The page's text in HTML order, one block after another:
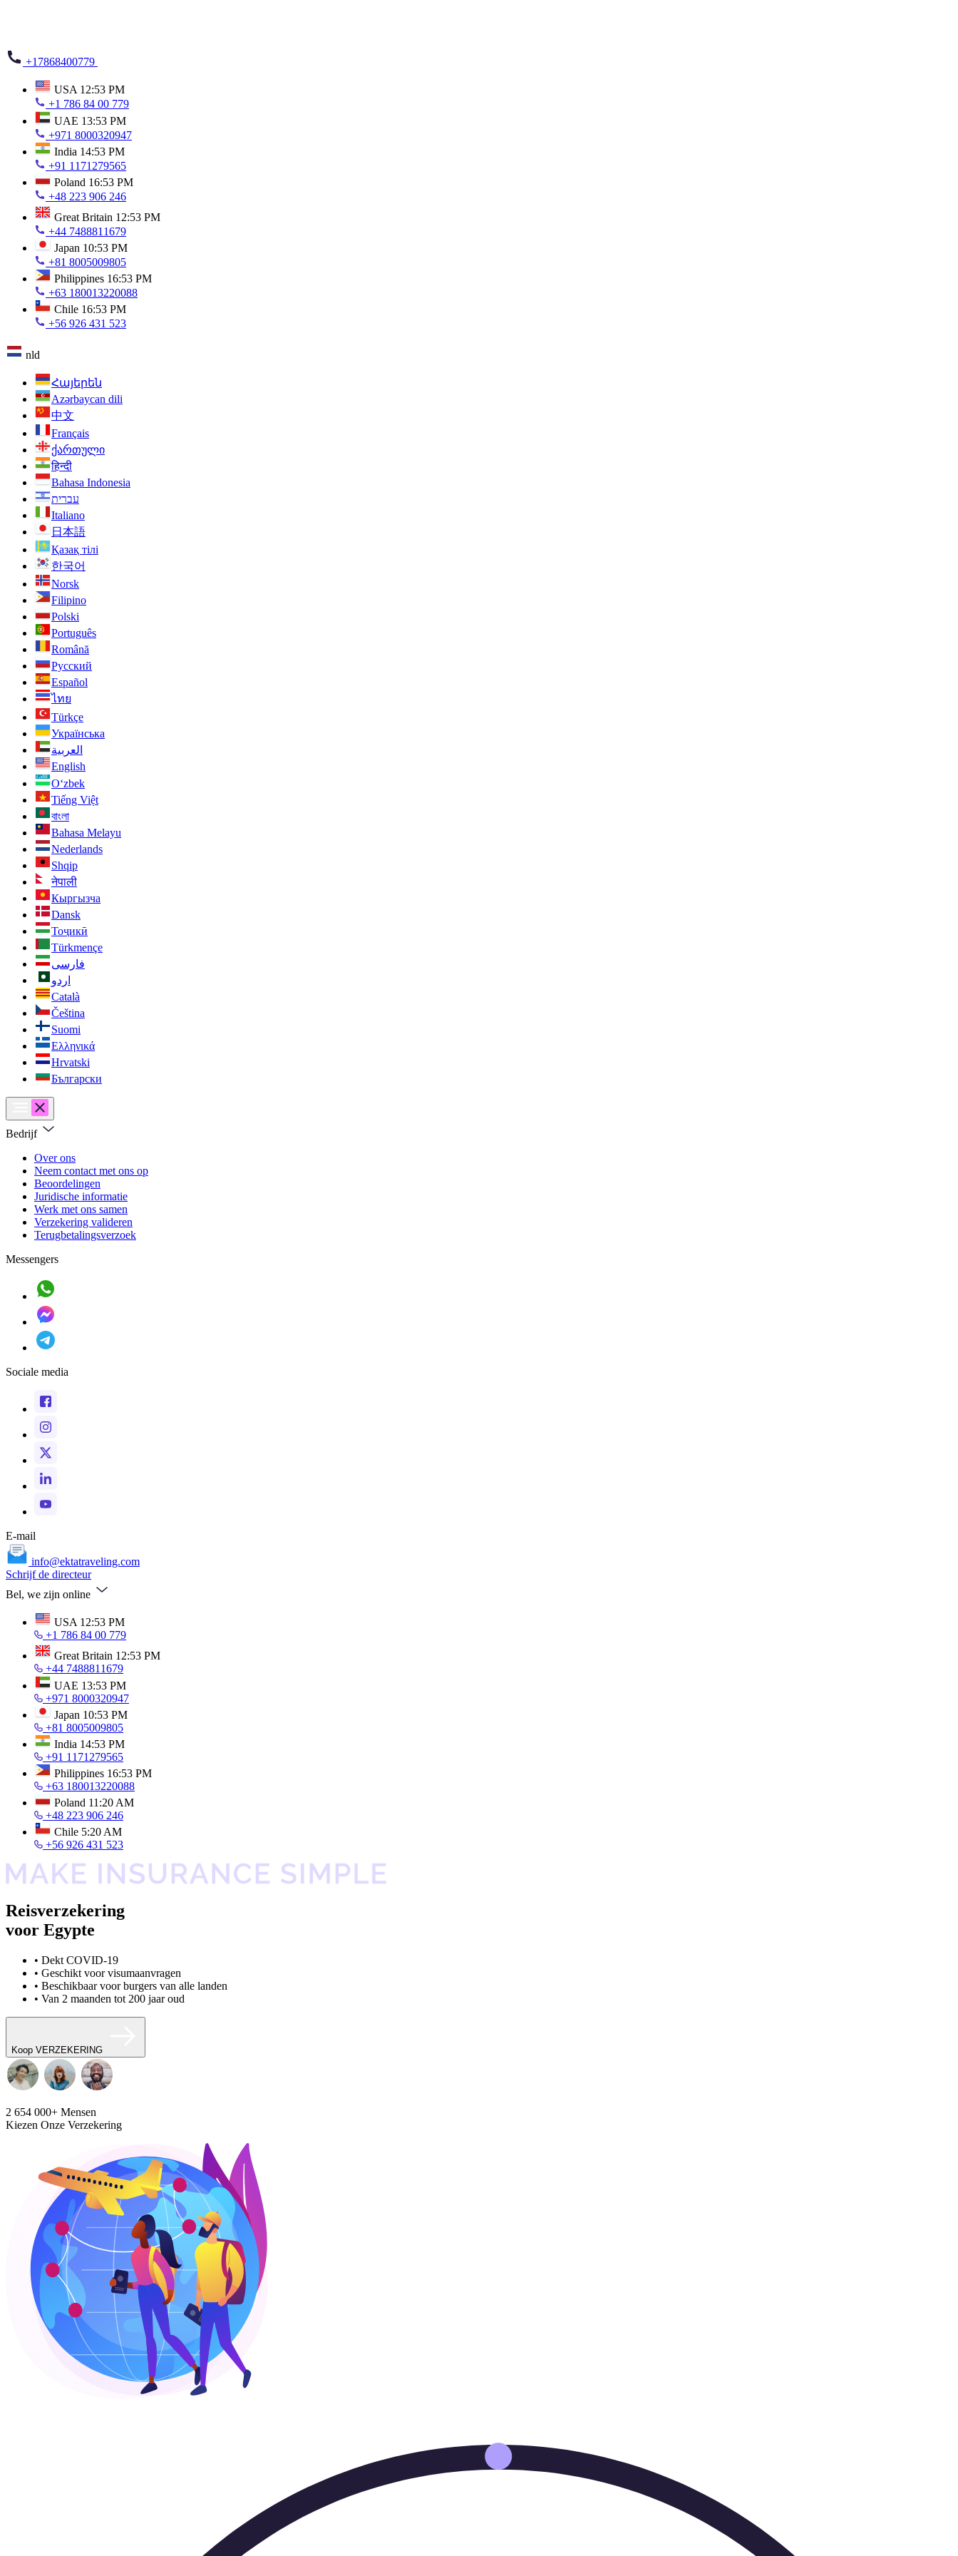
+17868400779
USA 12:53 PM
+1 786 84 00 779
UAE 13:53 PM
+971 8000320947
India 14:53 PM
+91 1171279565
Poland 16:53 PM
+48 223 906 246
Great Britain 12:53 PM
+44 7488811679
Japan 10:53 PM
+81 8005009805
Philippines 16:53 PM
+63 180013220088
Chile 16:53 PM
+56 926 431 523
nld
Հայերեն
Azərbaycan dili
中文
Français
ქართული
हिन्दी
Bahasa Indonesia
עברית
Italiano
日本語
Қазақ тілі
한국어
Norsk
Filipino
Polski
Português
Română
Русский
Español
ไทย
Türkçe
Українська
العربية
English
O‘zbek
Tiếng Việt
বাংলা
Bahasa Melayu
Nederlands
Shqip
नेपाली
Кыргызча
Dansk
Тоҷикӣ
Türkmençe
فارسی
اردو
Català
Čeština
Suomi
Ελληνικά
Hrvatski
Български
Bedrijf
Over ons
Neem contact met ons op
Beoordelingen
Juridische informatie
Werk met ons samen
Verzekering valideren
Terugbetalingsverzoek
Messengers
Sociale media
E-mail
info@ektatraveling.com
Schrijf de directeur
Bel, we zijn online
USA 12:53 PM
+1 786 84 00 779
Great Britain 12:53 PM
+44 7488811679
UAE 13:53 PM
+971 8000320947
Japan 10:53 PM
+81 8005009805
India 14:53 PM
+91 1171279565
Philippines 16:53 PM
+63 180013220088
Poland 11:20 AM
+48 223 906 246
Chile 5:20 AM
+56 926 431 523
Reisverzekering
voor Egypte
• Dekt COVID-19
• Geschikt voor visumaanvragen
• Beschikbaar voor burgers van alle landen
• Van 2 maanden tot 200 jaar oud
Koop VERZEKERING
2 654 000+ Mensen
Kiezen Onze Verzekering